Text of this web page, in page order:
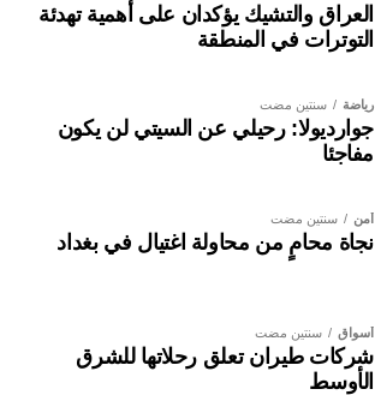
العراق والتشيك يؤكدان على أهمية تهدئة
التوترات في المنطقة
رياضة سنتين مضت
جوارديولا: رحيلي عن السيتي لن يكون
مفاجئا
أمن سنتين مضت
نجاة محامٍ من محاولة اغتيال في بغداد
أسواق سنتين مضت
شركات طيران تعلق رحلاتها للشرق
الأوسط